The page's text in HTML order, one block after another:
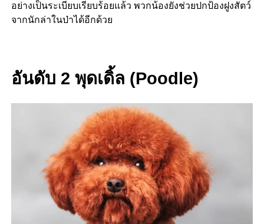
อย่างเป็นระเบียบเรียบร้อยแล้ว พวกน้องยังช่วยปกป้องฝูงสัตว์
จากนักล่าในป่าได้อีกด้วย
อันดับ 2 พุดเดิ้ล (Poodle)